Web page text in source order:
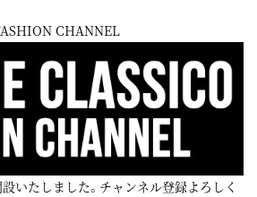
CHANNEL
いたしました。チャンネル登録よろしく